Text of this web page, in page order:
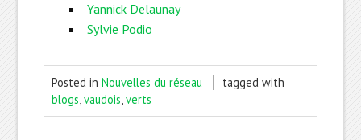
Yannick Delaunay
Sylvie Podio
Posted in Nouvelles du réseau
tagged with
blogs,vaudois,verts